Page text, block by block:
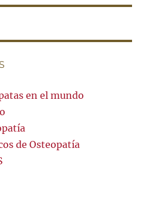
en el mundo
de Osteopatía